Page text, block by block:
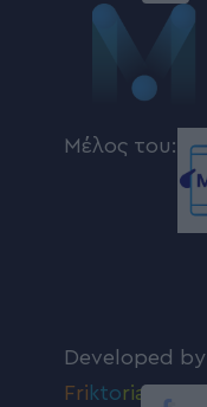
Μέλος του:
Developed by
Fri ktoria